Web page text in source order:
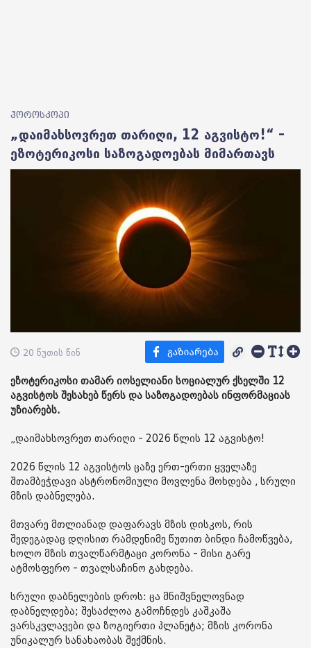
ჰოროსკოპი
„დაიმახსოვრეთ თარიღი, 12 აგვისტო!“ –
ეზოტერიკოსი საზოგადოებას მიმართავს
20 წუთის წინ
ეზოტერიკოსი თამარ იოსელიანი სოციალურ ქსელში 12
აგვისტოს შესახებ წერს და საზოგადოებას ინფორმაციას
უზიარებს.
„დაიმახსოვრეთ თარიღი - 2026 წლის 12 აგვისტო!
2026 წლის 12 აგვისტოს ცაზე ერთ-ერთი ყველაზე
შთამბეჭდავი ასტრონომიული მოვლენა მოხდება , სრული
მზის დაბნელება.
მთვარე მთლიანად დაფარავს მზის დისკოს, რის
შედეგადაც დღისით რამდენიმე წუთით ბინდი ჩამოწვება,
ხოლო მზის თვალწარმტაცი კორონა - მისი გარე
ატმოსფერო - თვალსაჩინო გახდება.
სრული დაბნელების დროს: ცა მნიშვნელოვნად
დაბნელდება; შესაძლოა გამოჩნდეს კაშკაშა
ვარსკვლავები და ზოგიერთი პლანეტა; მზის კორონა
უნიკალურ სანახაობას შექმნის.